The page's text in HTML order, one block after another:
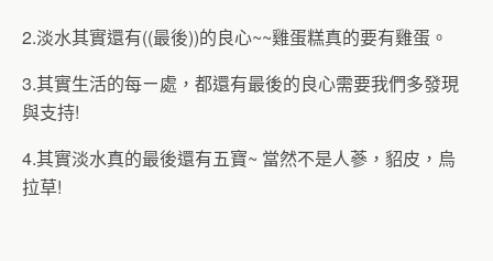
2.淡水其實還有((最後))的良心~~雞蛋糕真的要有雞蛋。
3.其實生活的每ㄧ處，都還有最後的良心需要我們多發現
與支持!
4.其實淡水真的最後還有五寶~ 當然不是人蔘，貂皮，烏
拉草!